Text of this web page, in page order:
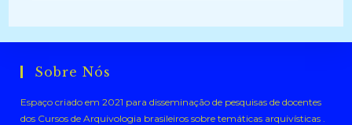
Sobre Nós
Espaço criado em 2021 para disseminação de pesquisas de docentes
dos Cursos de Arquivologia brasileiros sobre temáticas arquivísticas .